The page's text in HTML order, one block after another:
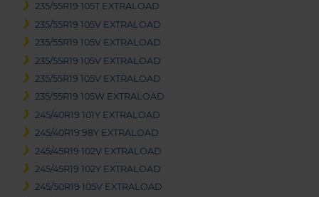
235/55R19 105T EXTRALOAD
235/55R19 105V EXTRALOAD
235/55R19 105V EXTRALOAD
235/55R19 105V EXTRALOAD
235/55R19 105V EXTRALOAD
235/55R19 105W EXTRALOAD
245/40R19 101Y EXTRALOAD
245/40R19 98Y EXTRALOAD
245/45R19 102V EXTRALOAD
245/45R19 102Y EXTRALOAD
245/50R19 105V EXTRALOAD